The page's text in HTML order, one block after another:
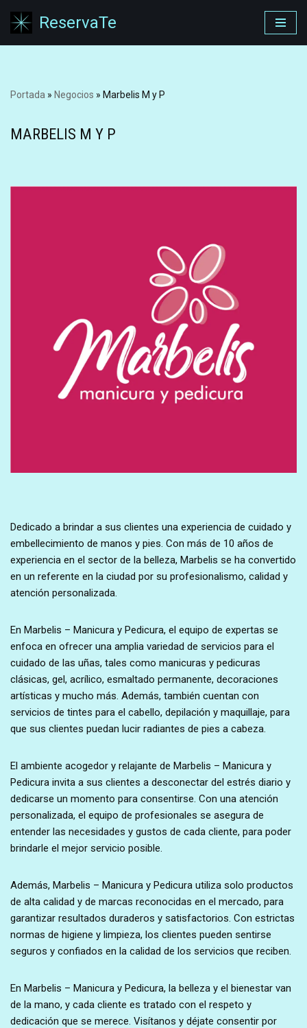
Saltar
ReservaTe
Portada » Negocios » Marbelis M y P
MARBELIS M Y P
Dedicado a brindar a sus clientes una experiencia de cuidado y
embellecimiento de manos y pies. Con más de 10 años de
experiencia en el sector de la belleza, Marbelis se ha convertido
en un referente en la ciudad por su profesionalismo, calidad y
atención personalizada.
En Marbelis – Manicura y Pedicura, el equipo de expertas se
enfoca en ofrecer una amplia variedad de servicios para el
cuidado de las uñas, tales como manicuras y pedicuras
clásicas, gel, acrílico, esmaltado permanente, decoraciones
artísticas y mucho más. Además, también cuentan con
servicios de tintes para el cabello, depilación y maquillaje, para
que sus clientes puedan lucir radiantes de pies a cabeza.
El ambiente acogedor y relajante de Marbelis – Manicura y
Pedicura invita a sus clientes a desconectar del estrés diario y
dedicarse un momento para consentirse. Con una atención
personalizada, el equipo de profesionales se asegura de
entender las necesidades y gustos de cada cliente, para poder
brindarle el mejor servicio posible.
Además, Marbelis – Manicura y Pedicura utiliza solo productos
de alta calidad y de marcas reconocidas en el mercado, para
garantizar resultados duraderos y satisfactorios. Con estrictas
normas de higiene y limpieza, los clientes pueden sentirse
seguros y confiados en la calidad de los servicios que reciben.
En Marbelis – Manicura y Pedicura, la belleza y el bienestar van
de la mano, y cada cliente es tratado con el respeto y
dedicación que se merece. Visítanos y déjate consentir por